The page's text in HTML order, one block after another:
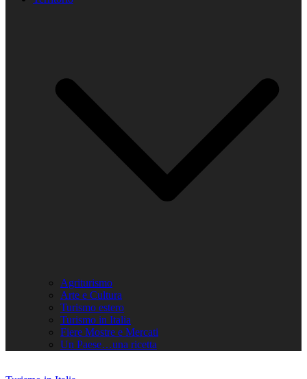
Agriturismo
Arte e Cultura
Turismo estero
Turismo in Italia
Fiere Mostre e Mercati
Un Paese…una ricetta